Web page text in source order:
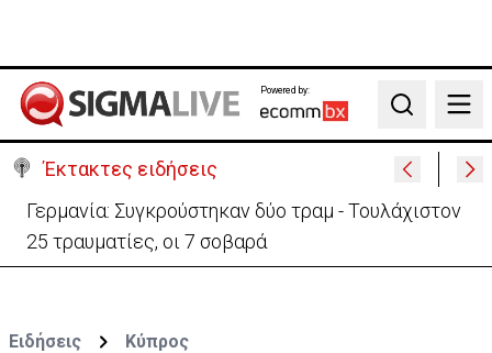
Powered by:
Search
Έκτακτες ειδήσεις
Γερμανία: Συγκρούστηκαν δύο τραμ - Τουλάχιστον
25 τραυματίες, οι 7 σοβαρά
Ειδήσεις Κύπρος